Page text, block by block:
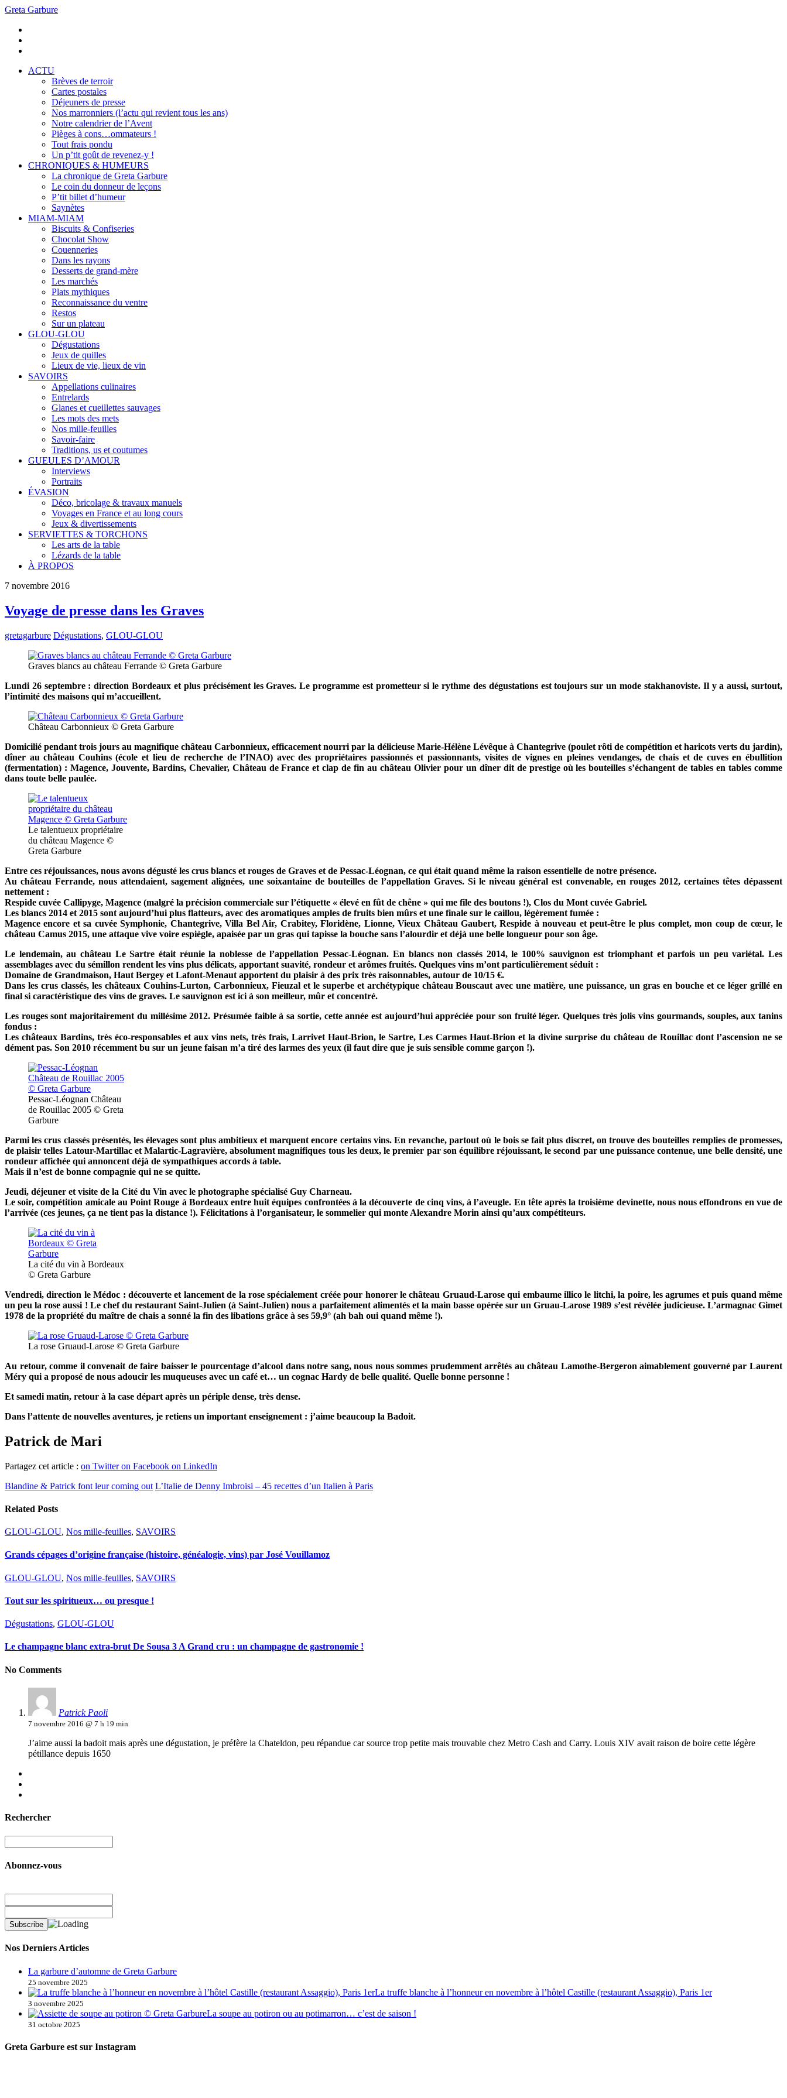
Greta Garbure
ACTU
Brèves de terroir
Cartes postales
Déjeuners de presse
Nos marronniers (l’actu qui revient tous les ans)
Notre calendrier de l’Avent
Pièges à cons…ommateurs !
Tout frais pondu
Un p’tit goût de revenez-y !
CHRONIQUES & HUMEURS
La chronique de Greta Garbure
Le coin du donneur de leçons
P’tit billet d’humeur
Saynètes
MIAM-MIAM
Biscuits & Confiseries
Chocolat Show
Couenneries
Dans les rayons
Desserts de grand-mère
Les marchés
Plats mythiques
Reconnaissance du ventre
Restos
Sur un plateau
GLOU-GLOU
Dégustations
Jeux de quilles
Lieux de vie, lieux de vin
SAVOIRS
Appellations culinaires
Entrelards
Glanes et cueillettes sauvages
Les mots des mets
Nos mille-feuilles
Savoir-faire
Traditions, us et coutumes
GUEULES D’AMOUR
Interviews
Portraits
ÉVASION
Déco, bricolage & travaux manuels
Voyages en France et au long cours
Jeux & divertissements
SERVIETTES & TORCHONS
Les arts de la table
Lézards de la table
À PROPOS
7 novembre 2016
Voyage de presse dans les Graves
gretagarbure Dégustations, GLOU-GLOU
Graves blancs au château Ferrande © Greta Garbure
Lundi 26 septembre : direction Bordeaux et plus précisément les Graves. Le programme est prometteur si le rythme des dégustations est toujours sur un mode stakhanoviste. Il y a aussi, surtout,
l’intimité des maisons qui m’accueillent.
Château Carbonnieux © Greta Garbure
Domicilié pendant trois jours au magnifique château Carbonnieux, efficacement nourri par la délicieuse Marie-Hélène Lévêque à Chantegrive (poulet rôti de compétition et haricots verts du jardin),
dîner au château Couhins (école et lieu de recherche de l’INAO) avec des propriétaires passionnés et passionnants, visites de vignes en pleines vendanges, de chais et de cuves en ébullition
(fermentation) : Magence, Jouvente, Bardins, Chevalier, Château de France et clap de fin au château Olivier pour un dîner dit de prestige où les bouteilles s’échangent de tables en tables comme
dans toute belle paulée.
Le talentueux propriétaire
du château Magence ©
Greta Garbure
Entre ces réjouissances, nous avons dégusté les crus blancs et rouges de Graves et de Pessac-Léognan, ce qui était quand même la raison essentielle de notre présence.
Au château Ferrande, nous attendaient, sagement alignées, une soixantaine de bouteilles de l’appellation Graves. Si le niveau général est convenable, en rouges 2012, certaines têtes dépassent
nettement :
Respide cuvée Callipyge, Magence (malgré la précision commerciale sur l’étiquette « élevé en fût de chêne » qui me file des boutons !), Clos du Mont cuvée Gabriel.
Les blancs 2014 et 2015 sont aujourd’hui plus flatteurs, avec des aromatiques amples de fruits bien mûrs et une finale sur le caillou, légèrement fumée :
Magence encore et sa cuvée Symphonie, Chantegrive, Villa Bel Air, Crabitey, Floridène, Lionne, Vieux Château Gaubert, Respide à nouveau et peut-être le plus complet, mon coup de cœur, le
château Camus 2015, une attaque vive voire espiègle, apaisée par un gras qui tapisse la bouche sans l’alourdir et déjà une belle longueur pour son âge.
Le lendemain, au château Le Sartre était réunie la noblesse de l’appellation Pessac-Léognan. En blancs non classés 2014, le 100% sauvignon est triomphant et parfois un peu variétal. Les
assemblages avec du sémillon rendent les vins plus délicats, apportant suavité, rondeur et arômes fruités. Quelques vins m’ont particulièrement séduit :
Domaine de Grandmaison, Haut Bergey et Lafont-Menaut apportent du plaisir à des prix très raisonnables, autour de 10/15 €.
Dans les crus classés, les châteaux Couhins-Lurton, Carbonnieux, Fieuzal et le superbe et archétypique château Bouscaut avec une matière, une puissance, un gras en bouche et ce léger grillé en
final si caractéristique des vins de graves. Le sauvignon est ici à son meilleur, mûr et concentré.
Les rouges sont majoritairement du millésime 2012. Présumée faible à sa sortie, cette année est aujourd’hui appréciée pour son fruité léger. Quelques très jolis vins gourmands, souples, aux tanins
fondus :
Les châteaux Bardins, très éco-responsables et aux vins nets, très frais, Larrivet Haut-Brion, le Sartre, Les Carmes Haut-Brion et la divine surprise du château de Rouillac dont l’ascension ne se
dément pas. Son 2010 récemment bu sur un jeune faisan m’a tiré des larmes des yeux (il faut dire que je suis sensible comme garçon !).
Pessac-Léognan Château
de Rouillac 2005 © Greta
Garbure
Parmi les crus classés présentés, les élevages sont plus ambitieux et marquent encore certains vins. En revanche, partout où le bois se fait plus discret, on trouve des bouteilles remplies de promesses,
de plaisir telles Latour-Martillac et Malartic-Lagravière, absolument magnifiques tous les deux, le premier par son équilibre réjouissant, le second par une puissance contenue, une belle densité, une
rondeur affichée qui annoncent déjà de sympathiques accords à table.
Mais il n’est de bonne compagnie qui ne se quitte.
Jeudi, déjeuner et visite de la Cité du Vin avec le photographe spécialisé Guy Charneau.
Le soir, compétition amicale au Point Rouge à Bordeaux entre huit équipes confrontées à la découverte de cinq vins, à l’aveugle. En tête après la troisième devinette, nous nous effondrons en vue de
l’arrivée (ces jeunes, ça ne tient pas la distance !). Félicitations à l’organisateur, le sommelier qui monte Alexandre Morin ainsi qu’aux compétiteurs.
La cité du vin à Bordeaux
© Greta Garbure
Vendredi, direction le Médoc : découverte et lancement de la rose spécialement créée pour honorer le château Gruaud-Larose qui embaume illico le litchi, la poire, les agrumes et puis quand même
un peu la rose aussi ! Le chef du restaurant Saint-Julien (à Saint-Julien) nous a parfaitement alimentés et la main basse opérée sur un Gruau-Larose 1989 s’est révélée judicieuse. L’armagnac Gimet
1978 de la propriété du maître de chais a sonné la fin des libations grâce à ses 59,9° (ah bah oui quand même !).
La rose Gruaud-Larose © Greta Garbure
Au retour, comme il convenait de faire baisser le pourcentage d’alcool dans notre sang, nous nous sommes prudemment arrêtés au château Lamothe-Bergeron aimablement gouverné par Laurent
Méry qui a proposé de nous adoucir les muqueuses avec un café et… un cognac Hardy de belle qualité. Quelle bonne personne !
Et samedi matin, retour à la case départ après un périple dense, très dense.
Dans l’attente de nouvelles aventures, je retiens un important enseignement : j’aime beaucoup la Badoit.
Patrick de Mari
Partagez cet article : on Twitter on Facebook on LinkedIn
Blandine & Patrick font leur coming out L’Italie de Denny Imbroisi – 45 recettes d’un Italien à Paris
Related Posts
GLOU-GLOU, Nos mille-feuilles, SAVOIRS
Grands cépages d’origine française (histoire, généalogie, vins) par José Vouillamoz
GLOU-GLOU, Nos mille-feuilles, SAVOIRS
Tout sur les spiritueux… ou presque !
Dégustations, GLOU-GLOU
Le champagne blanc extra-brut De Sousa 3 A Grand cru : un champagne de gastronomie !
No Comments
Patrick Paoli
7 novembre 2016 @ 7 h 19 min
J’aime aussi la badoit mais après une dégustation, je préfère la Chateldon, peu répandue car source trop petite mais trouvable chez Metro Cash and Carry. Louis XIV avait raison de boire cette légère
pétillance depuis 1650
Rechercher
Abonnez-vous
Nos Derniers Articles
La garbure d’automne de Greta Garbure
25 novembre 2025
La truffe blanche à l’honneur en novembre à l’hôtel Castille (restaurant Assaggio), Paris 1er
3 novembre 2025
La soupe au potiron ou au potimarron… c’est de saison !
31 octobre 2025
Greta Garbure est sur Instagram